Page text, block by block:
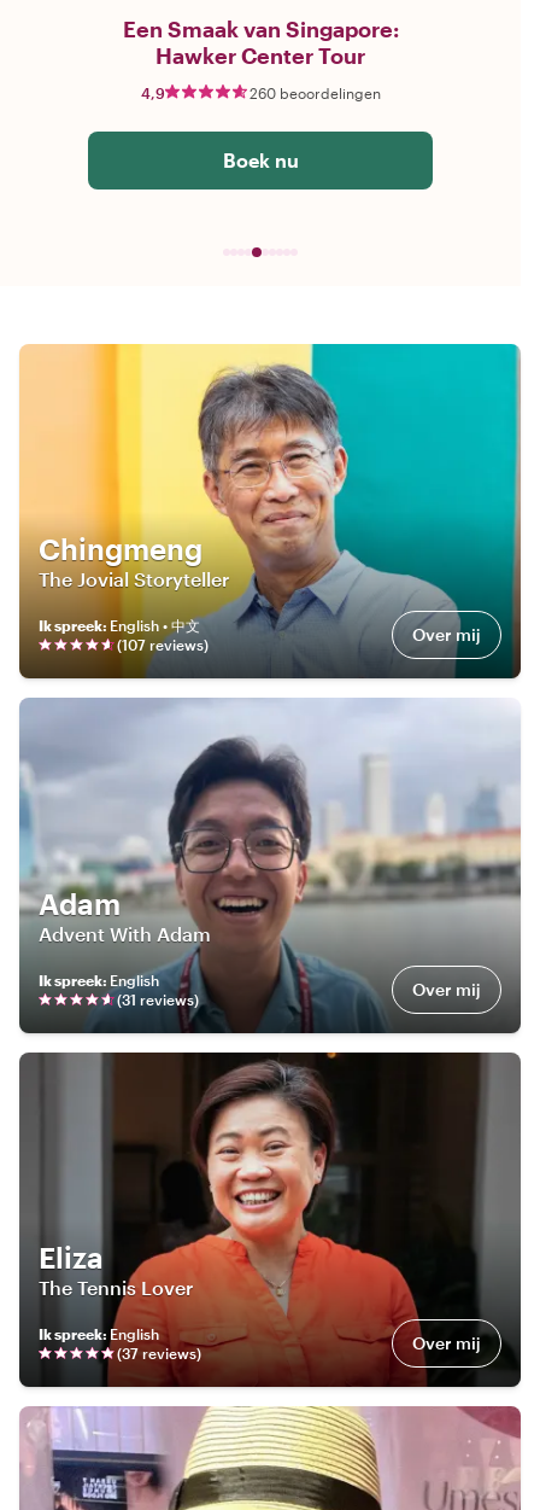
Een Smaak van Singapore:
Hawker Center Tour
4,9 260 beoordelingen
Boek nu
Chingmeng
The Jovial Storyteller
Ik spreek: English • 中文
(107 reviews) Over mij
Adam
Advent With Adam
Ik spreek: English
(31 reviews) Over mij
Eliza
The Tennis Lover
Ik spreek: English
(37 reviews) Over mij